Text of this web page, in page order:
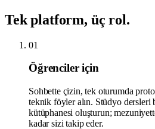
Tek platform, üç rol.
01
Öğrenciler için
Sohbette çizin, tek oturumda
teknik föyler alın. Stüdyo
kütüphanesi oluşturun;
kadar sizi takip eder.